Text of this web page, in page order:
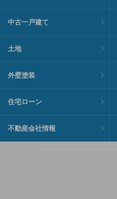
中古一戸建て
土地
外壁塗装
住宅ローン
不動産会社情報